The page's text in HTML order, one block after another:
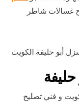
غسالات شاطر
أبو حليفة الكويت
و فني تصليح